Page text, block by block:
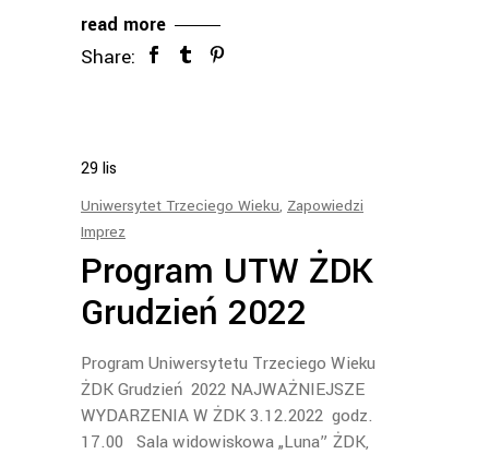
read more
Share:
29lis
Uniwersytet Trzeciego Wieku, Zapowiedzi
Imprez
Program UTW ŻDK
Grudzień 2022
Program Uniwersytetu Trzeciego Wieku
ŻDK Grudzień 2022 NAJWAŻNIEJSZE
WYDARZENIA W ŻDK 3.12.2022 godz.
17.00 Sala widowiskowa „Luna” ŻDK,